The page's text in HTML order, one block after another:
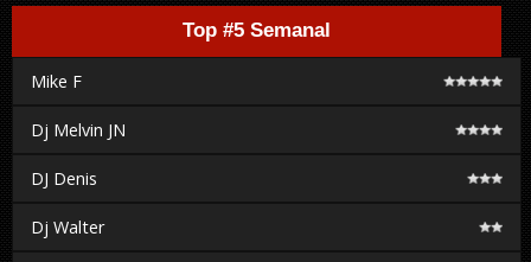
Top #5 Semanal
Mike F
Dj Melvin JN
DJ Denis
Dj Walter